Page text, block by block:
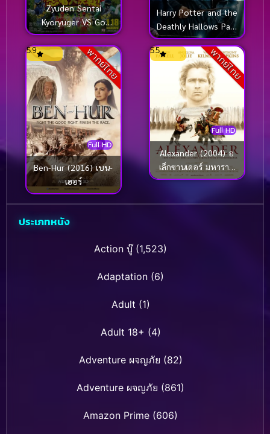
Zyuden Sentai
Kyoryuger VS Go
Busters Dinosaur
Great Battle! (2014)
เคียวริวเจอร์ ปะทะ โก
บัสเตอร์
Harry Potter and the
Deathly Hallows Part
1 (2010) แฮร์รี่ พอต
เตอร์ กับ เครื่องราง
ยมฑูต ตอน 1
พากย์ไทย
Full HD
5.9
Ben-Hur (2016) เบน-
เฮอร์
พากย์ไทย
Full HD
5.5
Alexander (2004) อ
เล็กซานเดอร์ มหาราช
ชาตินักรบ
ประเภทหนัง
Action บู๊(1,523)
Adaptation (6)
Adult (1)
Adult 18+ (4)
Adventure ผจญภัย (82)
Adventure ผจญภัย (861)
Amazon Prime (606)